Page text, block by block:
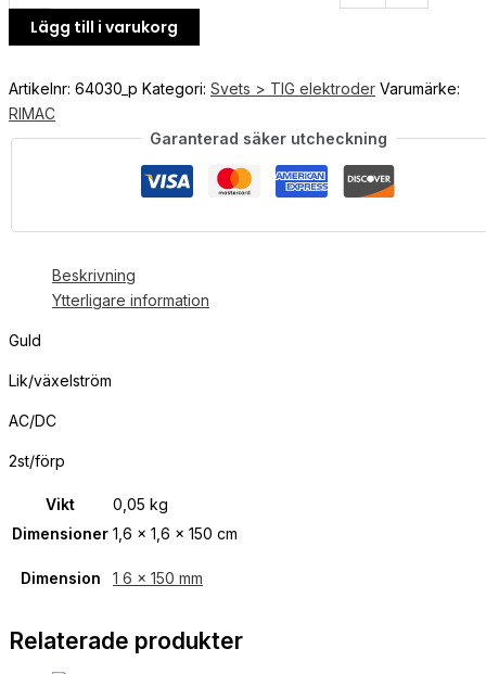
Lägg till i varukorg
Artikelnr: 64030_p Kategori: Svets > TIG elektroder Varumärke:
RIMAC
Garanterad säker utcheckning
Beskrivning
Ytterligare information
Guld
Lik/växelström
AC/DC
2st/förp
Vikt
0,05 kg
Dimensioner 1,6 × 1,6 × 150 cm
Dimension 1 6 x 150 mm
Relaterade produkter